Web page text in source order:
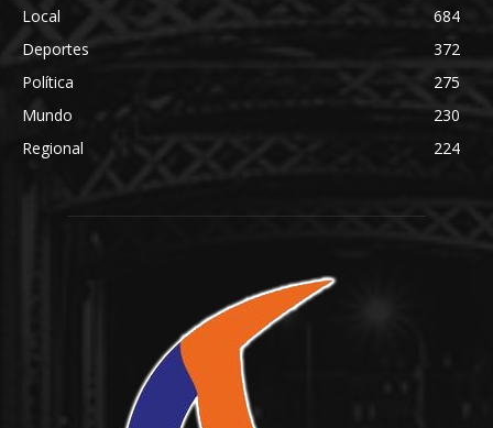
Local
684
Deportes
372
Política
275
Mundo
230
Regional
224